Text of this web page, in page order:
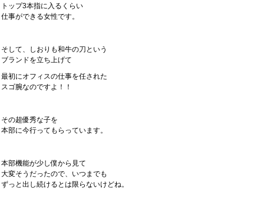
トップ3本指に入るくらい
仕事ができる女性です。
そして、しおりも和牛の刀という
ブランドを立ち上げて
最初にオフィスの仕事を任された
スゴ腕なのですよ！！
その超優秀な子を
本部に今行ってもらっています。
本部機能が少し僕から見て
大変そうだったので、いつまでも
ずっと出し続けるとは限らないけどね。